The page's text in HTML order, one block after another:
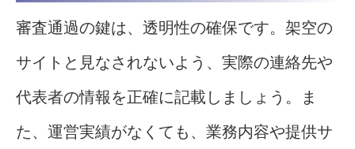
審査通過の鍵は、透明性の確保です。架空の
サイトと見なされないよう、実際の連絡先や
代表者の情報を正確に記載しましょう。ま
た、運営実績がなくても、業務内容や提供サ